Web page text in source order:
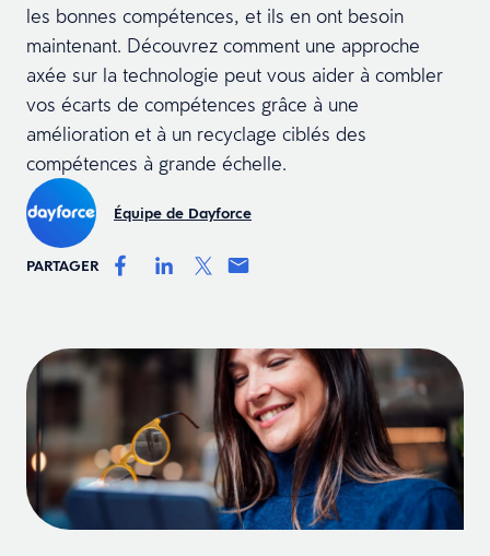
les bonnes compétences, et ils en ont besoin
maintenant. Découvrez comment une approche
axée sur la technologie peut vous aider à combler
vos écarts de compétences grâce à une
amélioration et à un recyclage ciblés des
compétences à grande échelle.
Équipe de Dayforce
PARTAGER